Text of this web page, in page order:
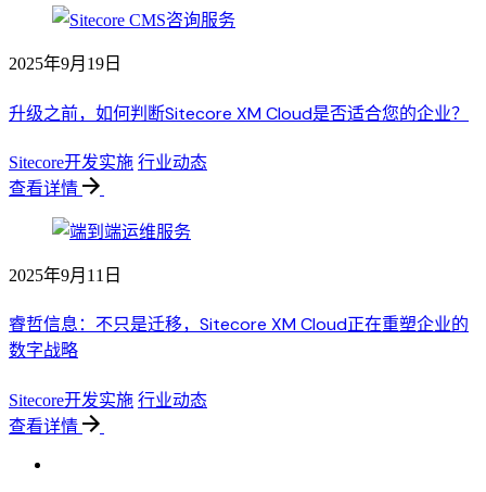
2025年9月19日
升级之前，如何判断Sitecore XM Cloud是否适合您的企业？
Sitecore开发实施 行业动态
查看详情
2025年9月11日
睿哲信息：不只是迁移，Sitecore XM Cloud正在重塑企业的
数字战略
Sitecore开发实施 行业动态
查看详情